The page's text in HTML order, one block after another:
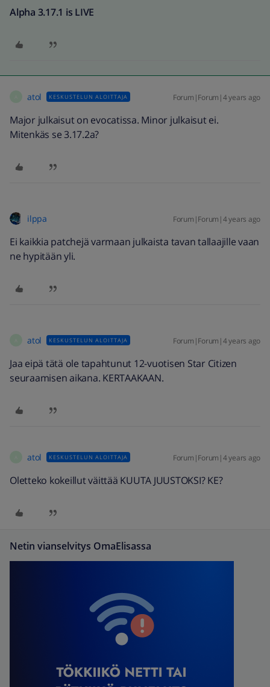
Alpha 3.17.1 is LIVE
atol KESKUSTELUN ALOITTAJA Forum|Forum|4 years ago
Major julkaisut on evocatissa. Minor julkaisut ei.
Mitenkäs se 3.17.2a?
ilppa Forum|Forum|4 years ago
Ei kaikkia patchejä varmaan julkaista tavan tallaajille vaan
ne hypitään yli.
atol KESKUSTELUN ALOITTAJA Forum|Forum|4 years ago
Jaa eipä tätä ole tapahtunut 12-vuotisen Star Citizen
seuraamisen aikana. KERTAAKAAN.
atol KESKUSTELUN ALOITTAJA Forum|Forum|4 years ago
Oletteko kokeillut väittää KUUTA JUUSTOKSI? KE?
Netin vianselvitys OmaElisassa